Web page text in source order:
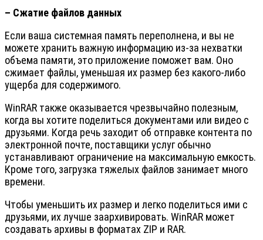
– Сжатие файлов данных
Если ваша системная память переполнена, и вы не
можете хранить важную информацию из-за нехватки
объема памяти, это приложение поможет вам. Оно
сжимает файлы, уменьшая их размер без какого-либо
ущерба для содержимого.
WinRAR также оказывается чрезвычайно полезным,
когда вы хотите поделиться документами или видео с
друзьями. Когда речь заходит об отправке контента по
электронной почте, поставщики услуг обычно
устанавливают ограничение на максимальную емкость.
Кроме того, загрузка тяжелых файлов занимает много
времени.
Чтобы уменьшить их размер и легко поделиться ими с
друзьями, их лучше заархивировать. WinRAR может
создавать архивы в форматах ZIP и RAR.